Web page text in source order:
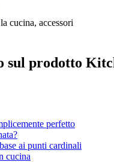
cucina, accessori
sul prodotto
perfetto
ai punti cardinali
cucina